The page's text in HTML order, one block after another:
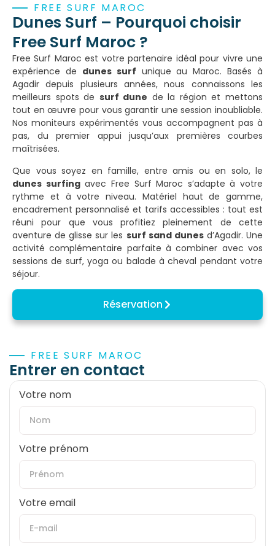
FREE SURF MAROC
Dunes Surf – Pourquoi choisir
Free Surf Maroc ?
Free Surf Maroc est votre partenaire idéal pour vivre une
expérience de dunes surf unique au Maroc. Basés à
Agadir depuis plusieurs années, nous connaissons les
meilleurs spots de surf dune de la région et mettons
tout en œuvre pour vous garantir une session inoubliable.
Nos moniteurs expérimentés vous accompagnent pas à
pas, du premier appui jusqu’aux premières courbes
maîtrisées.
Que vous soyez en famille, entre amis ou en solo, le
dunes surfingavec Free Surf Maroc s’adapte à votre
rythme et à votre niveau. Matériel haut de gamme,
encadrement personnalisé et tarifs accessibles : tout est
réuni pour que vous profitiez pleinement de cette
aventure de glisse sur les surf sand dunesd’Agadir. Une
activité complémentaire parfaite à combiner avec vos
sessions de surf, yoga ou balade à cheval pendant votre
séjour.
Réservation
FREE SURF MAROC
Entrer en contact
Votre nom
Votre prénom
Votre email